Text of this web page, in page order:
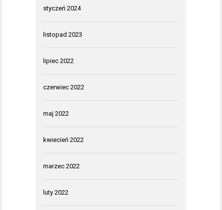
styczeń 2024
listopad 2023
lipiec 2022
czerwiec 2022
maj 2022
kwiecień 2022
marzec 2022
luty 2022